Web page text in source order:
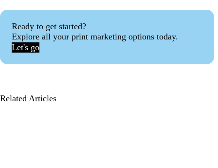
Ready to get started?
Explore all your print marketing options today.
Let's go
Related Articles